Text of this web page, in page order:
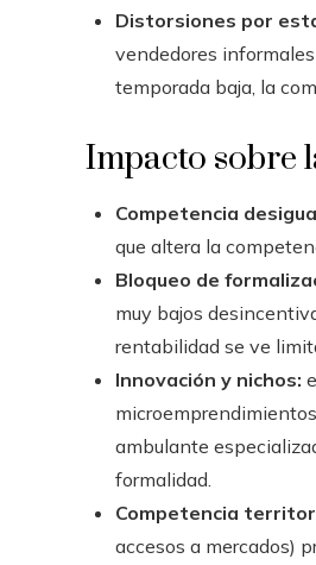
Distorsiones por
vendedores
temporada baja, la
Impacto sobre
Competencia
que altera la
Bloqueo de
muy bajos
rentabilidad se ve
Innovación y nichos:
ambulante
formalidad.
Competencia
accesos a mercados)